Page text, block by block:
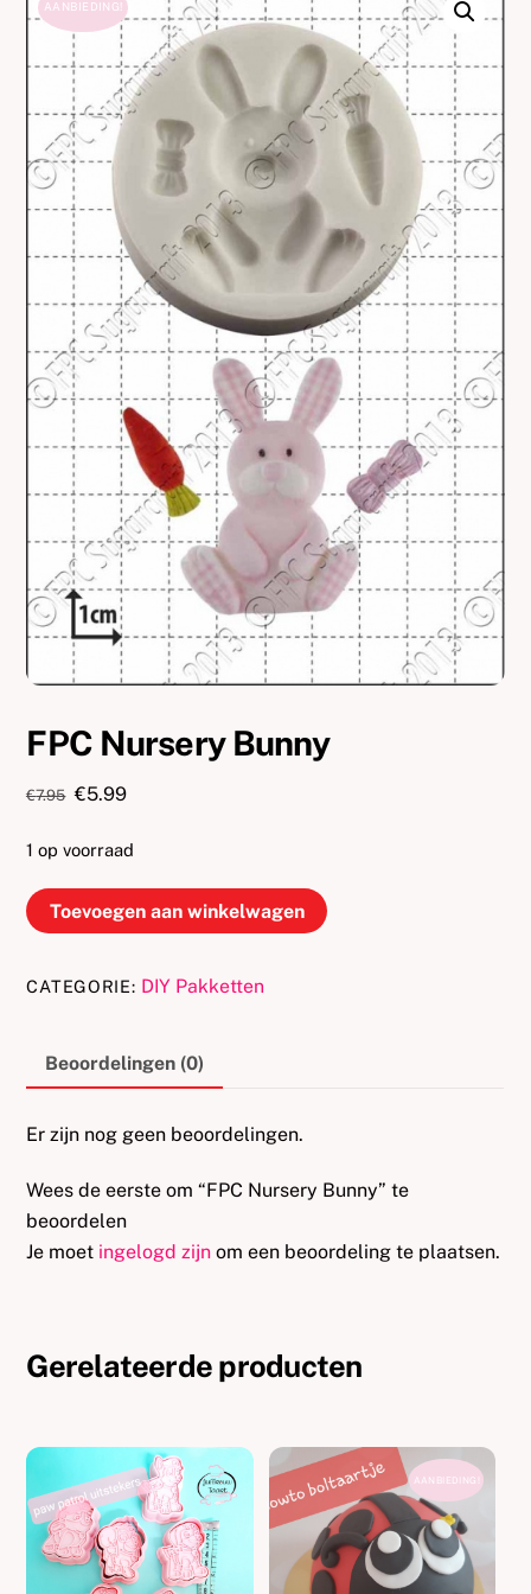
AANBIEDING!
FPC Nursery Bunny
€7.95 Oorspronkelijke
was:
€5.99Huidige
is:
1 op voorraad
FPC
Nursery
aantal
Toevoegen aan winkelwagen
CATEGORIE: DIY Pakketten
Beoordelingen (0)
Er zijn nog geen beoordelingen.
Wees de eerste om “FPC Nursery Bunny” te
beoordelen
Je moet ingelogd zijn om een beoordeling te plaatsen.
Gerelateerde producten
AANBIEDING!